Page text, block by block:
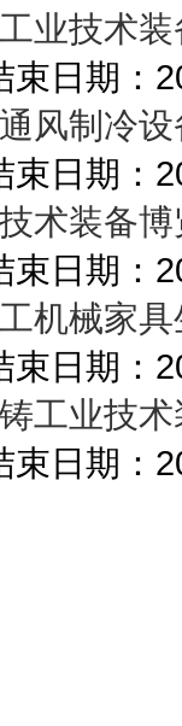
业技术
束日期：
风制冷
束日期：
术装备
束日期：
机械家
束日期：
工业技
束日期：